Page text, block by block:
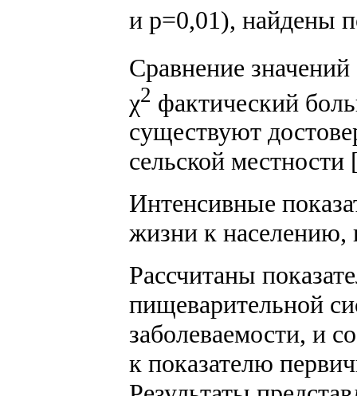
и p=0,01), найдены
Сравнение значений
χ2 фактический
существуют
сельской местности
Интенсивные
жизни к населению,
Рассчитаны
пищеварительной
заболеваемости, и
к показателю